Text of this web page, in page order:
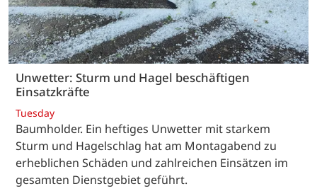
Unwetter: Sturm und Hagel beschäftigen
Einsatzkräfte
Tuesday
Baumholder. Ein heftiges Unwetter mit starkem
Sturm und Hagelschlag hat am Montagabend zu
erheblichen Schäden und zahlreichen Einsätzen im
gesamten Dienstgebiet geführt.